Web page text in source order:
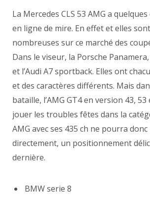
La Mercedes CLS 53 AMG a
en ligne de mire. En effet et elles
nombreuses sur ce marché des
Dans le viseur, la Porsche
et l’Audi A7 sportback. Elles ont
et des caractères différents. Mais
bataille, l’AMG GT4 en version 43,
jouer les troubles fêtes dans la
AMG avec ses 435 ch ne pourra
directement, un positionnement
dernière.
BMW serie 8